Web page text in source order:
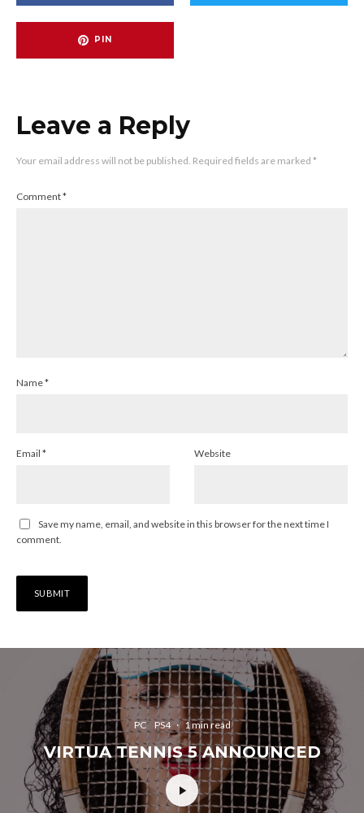
PIN
Leave a Reply
Your email address will not be published. Required fields are marked *
Comment*
Name*
Email * Website
Save my name, email, and website in this browser for the next time I
comment.
PC PS4 · 1 min read
VIRTUA TENNIS 5 ANNOUNCED